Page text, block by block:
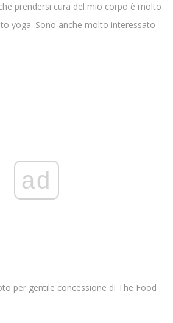
prendersi cura del mio corpo è molto
yoga. Sono anche molto interessato
ad
per gentile concessione di The Food